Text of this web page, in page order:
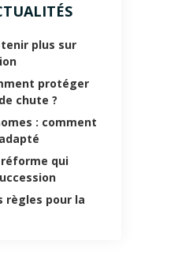
plus sur
protéger
chute ?
: comment
qui
règles pour la